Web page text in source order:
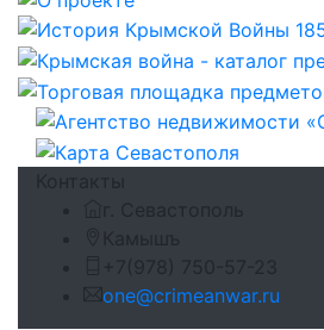
Контакты
г. Севастополь
Камышъ
+7(978) 750-57-23
one@crimeanwar.ru